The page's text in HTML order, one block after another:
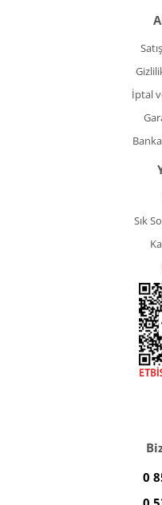
İptal
Sık
0